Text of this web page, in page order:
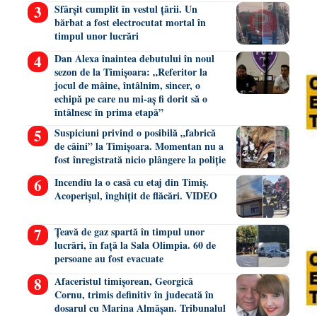
Sfârșit cumplit în vestul țării. Un
bărbat a fost electrocutat mortal în
timpul unor lucrări
Dan Alexa înaintea debutului în noul
sezon de la Timișoara: „Referitor la
jocul de mâine, întâlnim, sincer, o
echipă pe care nu mi-aș fi dorit să o
întâlnesc în prima etapă”
Suspiciuni privind o posibilă „fabrică
de câini” la Timișoara. Momentan nu a
fost înregistrată nicio plângere la poliție
Incendiu la o casă cu etaj din Timiș.
Acoperișul, înghițit de flăcări. VIDEO
Țeavă de gaz spartă în timpul unor
lucrări, în față la Sala Olimpia. 60 de
persoane au fost evacuate
Afaceristul timișorean, Georgică
Cornu, trimis definitiv în judecată în
dosarul cu Marina Almășan. Tribunalul